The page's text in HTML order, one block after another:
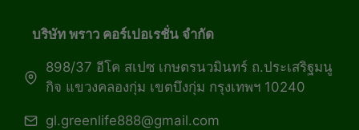
บริษัท พราว คอร์เปอเรชั่น จำกัด
898/37 อีโค สเปซ เกษตรนวมินทร์ ถ.ประเสริฐมนู
กิจ แขวงคลองกุ่ม เขตบึงกุ่ม กรุงเทพฯ 10240
gl.greenlife888@gmail.com